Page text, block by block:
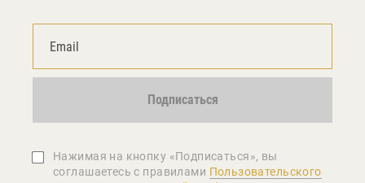
Подписаться
Нажимая на кнопку «Подписаться», вы
соглашаетеcь с правилами Пользовательского